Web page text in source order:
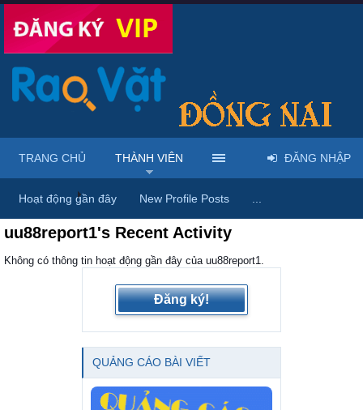
Trang chủ Thành viên
uu88report1's Recent Activity
Không có thông tin hoạt động gần đây của uu88report1.
Đăng ký!
QUẢNG CÁO BÀI VIẾT
TRANG CHỦ THÀNH VIÊN
Hoạt động gần đây New Profile Posts
ĐĂNG NHẬP